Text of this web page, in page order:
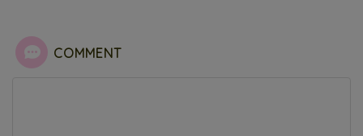
COMMENT